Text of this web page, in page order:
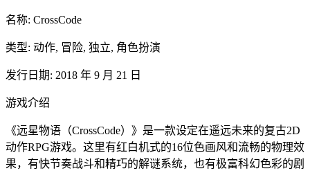
名称: CrossCode
类型: 动作, 冒险, 独立, 角色扮演
发行日期: 2018 年 9 月 21 日
游戏介绍
《远星物语（CrossCode）》是一款设定在遥远未来的复古2D
动作RPG游戏。这里有红白机式的16位色画风和流畅的物理效
果，有快节奏战斗和精巧的解谜系统，也有极富科幻色彩的剧